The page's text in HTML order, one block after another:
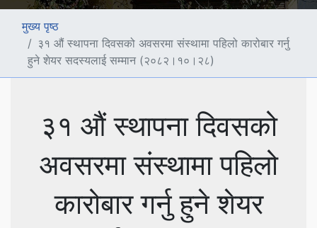
मुख्य पृष्ठ
३१ औं स्थापना दिवसको अवसरमा संस्थामा पहिलो कारोबार गर्नु
हुने शेयर सदस्यलाई सम्मान (२०८२।१०।२८)
३१ औं स्थापना दिवसको
अवसरमा संस्थामा पहिलो
कारोबार गर्नु हुने शेयर